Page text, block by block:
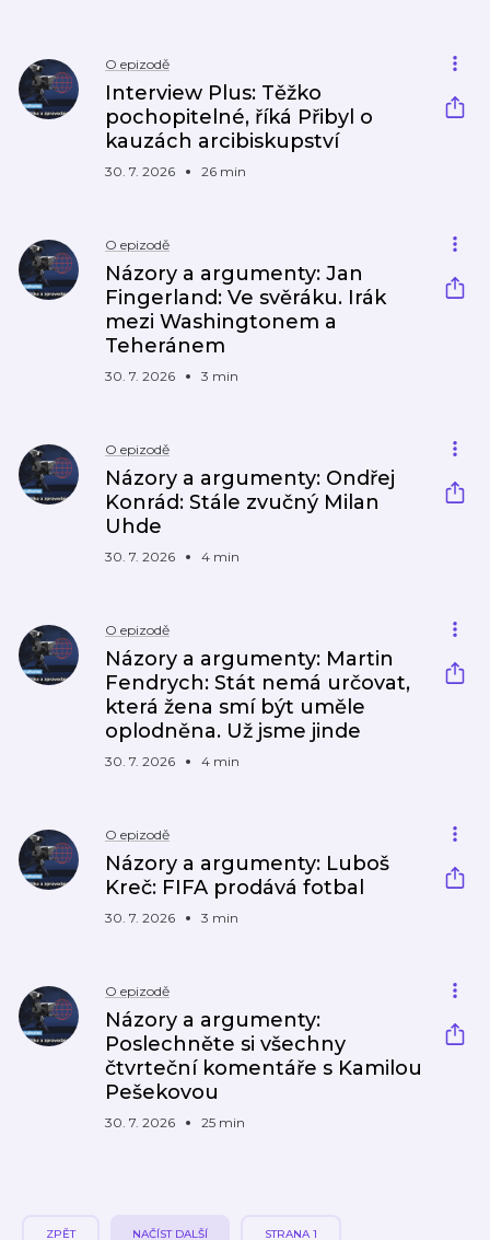
O epizodě
Interview Plus: Těžko
pochopitelné, říká Přibyl o
kauzách arcibiskupství
30. 7. 2026 26 min
O epizodě
Názory a argumenty: Jan
Fingerland: Ve svěráku. Irák
mezi Washingtonem a
Teheránem
30. 7. 2026 3 min
O epizodě
Názory a argumenty: Ondřej
Konrád: Stále zvučný Milan
Uhde
30. 7. 2026 4 min
O epizodě
Názory a argumenty: Martin
Fendrych: Stát nemá určovat,
která žena smí být uměle
oplodněna. Už jsme jinde
30. 7. 2026 4 min
O epizodě
Názory a argumenty: Luboš
Kreč: FIFA prodává fotbal
30. 7. 2026 3 min
O epizodě
Názory a argumenty:
Poslechněte si všechny
čtvrteční komentáře s Kamilou
Pešekovou
30. 7. 2026 25 min
ZPĚT NAČÍST DALŠÍ STRANA 1